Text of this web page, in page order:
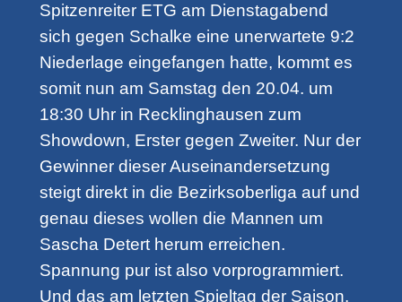
Spitzenreiter ETG am Dienstagabend
sich gegen Schalke eine unerwartete 9:2
Niederlage eingefangen hatte, kommt es
somit nun am Samstag den 20.04. um
18:30 Uhr in Recklinghausen zum
Showdown, Erster gegen Zweiter. Nur der
Gewinner dieser Auseinandersetzung
steigt direkt in die Bezirksoberliga auf und
genau dieses wollen die Mannen um
Sascha Detert herum erreichen.
Spannung pur ist also vorprogrammiert.
Und das am letzten Spieltag der Saison.